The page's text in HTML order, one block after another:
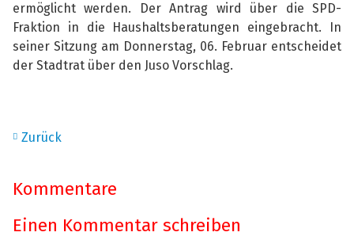
ermöglicht werden. Der Antrag wird über die SPD-
Fraktion in die Haushaltsberatungen eingebracht. In
seiner Sitzung am Donnerstag, 06. Februar entscheidet
der Stadtrat über den Juso Vorschlag.
Zurück
Kommentare
Einen Kommentar schreiben